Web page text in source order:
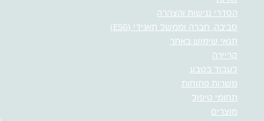
הסדרי נגישות והצהרה
סביבה, חברה וממשל תאגידי (ESG)
תנאי שימוש באתר
קריירה
לעבוד בטבע
משרות פתוחות
תחומי טיפול
מוצרים